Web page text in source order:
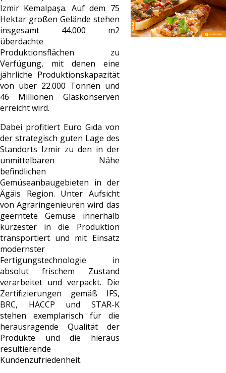
Izmir Kemalpaşa. Auf dem 75
Hektar großen Gelände stehen
insgesamt 44.000 m2
überdachte
Produktionsflächen zu
Verfügung, mit denen eine
jährliche Produktionskapazität
von über 22.000 Tonnen und
46 Millionen Glaskonserven
erreicht wird.
Dabei profitiert Euro Gıda von
der strategisch guten Lage des
Standorts Izmir zu den in der
unmittelbaren Nähe
befindlichen
Gemüseanbaugebieten in der
Ägäis Region. Unter Aufsicht
von Agraringenieuren wird das
geerntete Gemüse innerhalb
kürzester in die Produktion
transportiert und mit Einsatz
modernster
Fertigungstechnologie in
absolut frischem Zustand
verarbeitet und verpackt. Die
Zertifizierungen gemäß IFS,
BRC, HACCP und STAR-K
stehen exemplarisch für die
herausragende Qualität der
Produkte und die hieraus
resultierende
Kundenzufriedenheit.